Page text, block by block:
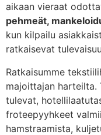
aikaan vieraat
pehmeät,
kun kilpailu
ratkaisevat
Ratkaisumme
majoittajan harteilta.
tulevat,
froteepyyhkeet
hamstraamista,